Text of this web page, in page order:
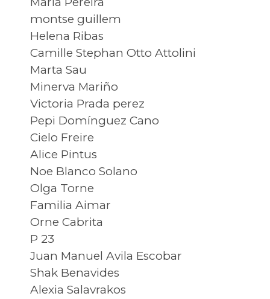
montse guillem
Helena Ribas
Camille Stephan Otto Attolini
Marta Sau
Minerva Mariño
Victoria Prada perez
Pepi Domínguez Cano
Cielo Freire
Alice Pintus
Noe Blanco Solano
Olga Torne
Familia Aimar
Orne Cabrita
P 23
Juan Manuel Avila Escobar
Shak Benavides
Alexia Salavrakos